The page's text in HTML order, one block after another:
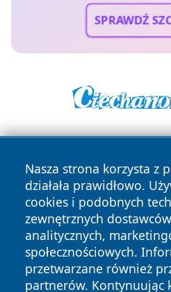
SPRAWDŹ
Nasza strona korzysta z
działała prawidłowo.
cookies i podobnych
zewnętrznych
analitycznych,
społecznościowych.
przetwarzane również
partnerów. Kontynuując
Copyright © 2026
zastrzeżone.
Polityka